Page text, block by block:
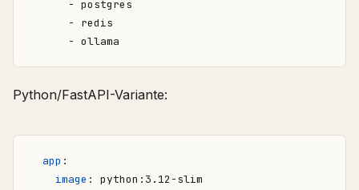
- postgres
- redis
- ollama
Python/FastAPI-Variante:
app :
image :
python:3.12-slim